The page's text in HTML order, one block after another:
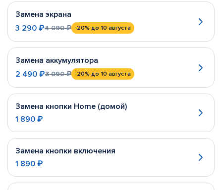
Замена экрана
3 290 ₽4 090 ₽ -20% до 10 августа
Замена аккумулятора
2 490 ₽3 090 ₽ -20% до 10 августа
Замена кнопки Home (домой)
1 890 ₽
Замена кнопки включения
1 890 ₽